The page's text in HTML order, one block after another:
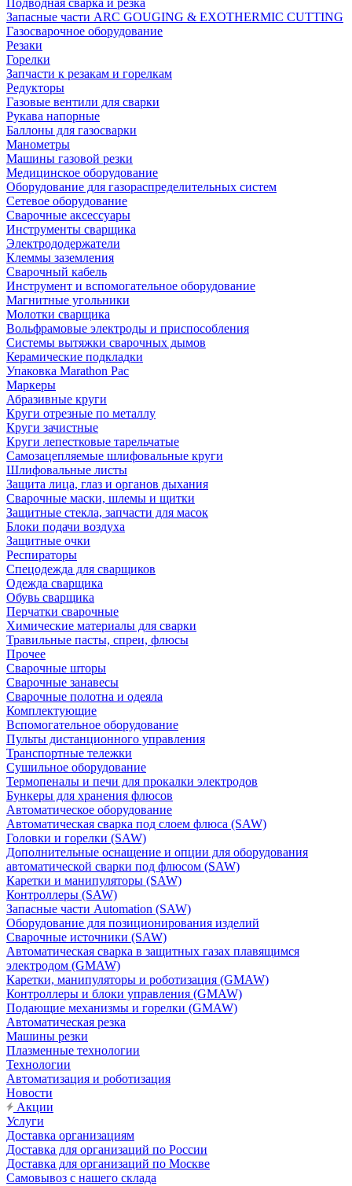
Подводная сварка и резка
Запасные части ARC GOUGING & EXOTHERMIC CUTTING
Газосварочное оборудование
Резаки
Горелки
Запчасти к резакам и горелкам
Редукторы
Газовые вентили для сварки
Рукава напорные
Баллоны для газосварки
Манометры
Машины газовой резки
Медицинское оборудование
Оборудование для газораспределительных систем
Сетевое оборудование
Сварочные аксессуары
Инструменты сварщика
Электрододержатели
Клеммы заземления
Сварочный кабель
Инструмент и вспомогательное оборудование
Магнитные угольники
Молотки сварщика
Вольфрамовые электроды и приспособления
Системы вытяжки сварочных дымов
Керамические подкладки
Упаковка Marathon Pac
Маркеры
Абразивные круги
Круги отрезные по металлу
Круги зачистные
Круги лепестковые тарельчатые
Самозацепляемые шлифовальные круги
Шлифовальные листы
Защита лица, глаз и органов дыхания
Сварочные маски, шлемы и щитки
Защитные стекла, запчасти для масок
Блоки подачи воздуха
Защитные очки
Респираторы
Спецодежда для сварщиков
Одежда сварщика
Обувь сварщика
Перчатки сварочные
Химические материалы для сварки
Травильные пасты, спреи, флюсы
Прочее
Сварочные шторы
Сварочные занавесы
Сварочные полотна и одеяла
Комплектующие
Вспомогательное оборудование
Пульты дистанционного управления
Транспортные тележки
Сушильное оборудование
Термопеналы и печи для прокалки электродов
Бункеры для хранения флюсов
Автоматическое оборудование
Автоматическая сварка под слоем флюса (SAW)
Головки и горелки (SAW)
Дополнительные оснащение и опции для оборудования
автоматической сварки под флюсом (SAW)
Каретки и манипуляторы (SAW)
Контроллеры (SAW)
Запасные части Automation (SAW)
Оборудование для позиционирования изделий
Сварочные источники (SAW)
Автоматическая сварка в защитных газах плавящимся
электродом (GMAW)
Каретки, манипуляторы и роботизация (GMAW)
Контроллеры и блоки управления (GMAW)
Подающие механизмы и горелки (GMAW)
Автоматическая резка
Машины резки
Плазменные технологии
Технологии
Автоматизация и роботизация
Новости
Акции
Услуги
Доставка организациям
Доставка для организаций по России
Доставка для организаций по Москве
Самовывоз с нашего склада